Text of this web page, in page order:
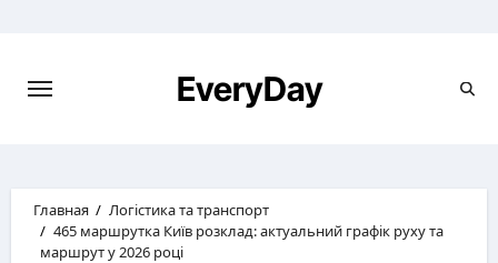
EveryDay
Главная
Логістика та транспорт
465 маршрутка Київ розклад: актуальний графік руху та
маршрут у 2026 році